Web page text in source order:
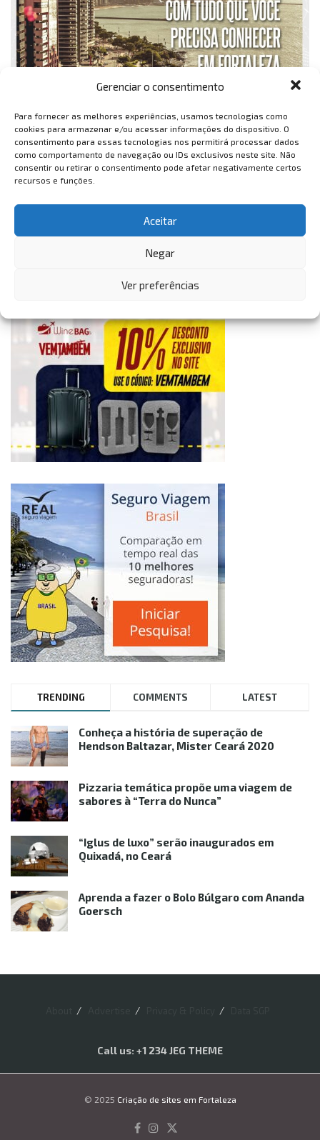
Gerenciar o consentimento
Para fornecer as melhores experiências, usamos tecnologias como
cookies para armazenar e/ou acessar informações do dispositivo. O
consentimento para essas tecnologias nos permitirá processar dados
como comportamento de navegação ou IDs exclusivos neste site. Não
consentir ou retirar o consentimento pode afetar negativamente certos
recursos e funções.
Aceitar
Negar
Ver preferências
TRENDING COMMENTS LATEST
Conheça a história de superação de
Hendson Baltazar, Mister Ceará 2020
Pizzaria temática propõe uma viagem de
sabores à “Terra do Nunca”
“Iglus de luxo” serão inaugurados em
Quixadá, no Ceará
Aprenda a fazer o Bolo Búlgaro com Ananda
Goersch
Call us: +1 234 JEG THEME
© 2025 Criação de sites em Fortaleza